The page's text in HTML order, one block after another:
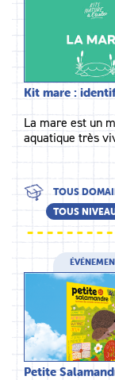
Kit mare :
La mare est un
aquatique très
TOUS
TOUS
Petite